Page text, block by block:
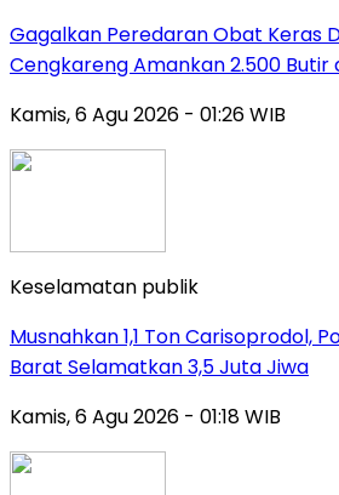
Gagalkan Peredaran Obat Keras
Cengkareng Amankan 2.500 Butir
Kamis, 6 Agu 2026 - 01:26 WIB
Keselamatan publik
Musnahkan 1,1 Ton Carisoprodol,
Barat Selamatkan 3,5 Juta Jiwa
Kamis, 6 Agu 2026 - 01:18 WIB